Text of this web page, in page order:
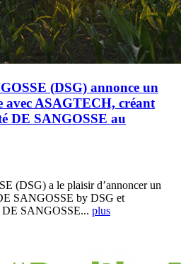
(DSG) annonce un
avec ASAGTECH, créant
DE SANGOSSE au
(DSG) a le plaisir d’annoncer un
SANGOSSE by DSG et
SANGOSSE... plus